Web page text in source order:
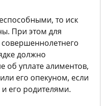
то иск
При этом для
должно
об уплате алиментов,
его опекуном, если
его родителями.